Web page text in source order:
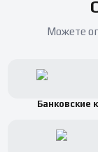
Можете
Банковские